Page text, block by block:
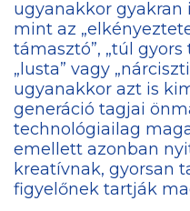
ugyanakkor gyakran
mint az
támasztó”, „túl
„lusta” vagy
ugyanakkor azt is
generáció tagjai
technológiailag
emellett azonban
kreatívnak, gyorsan
figyelőnek tartják